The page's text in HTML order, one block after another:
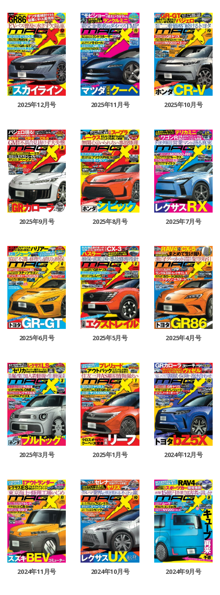
2025年12月号 2025年11月号 2025年10月号
2025年9月号 2025年8月号 2025年7月号
2025年6月号 2025年5月号 2025年4月号
2025年3月号 2025年1月号 2024年12月号
2024年11月号 2024年10月号 2024年9月号